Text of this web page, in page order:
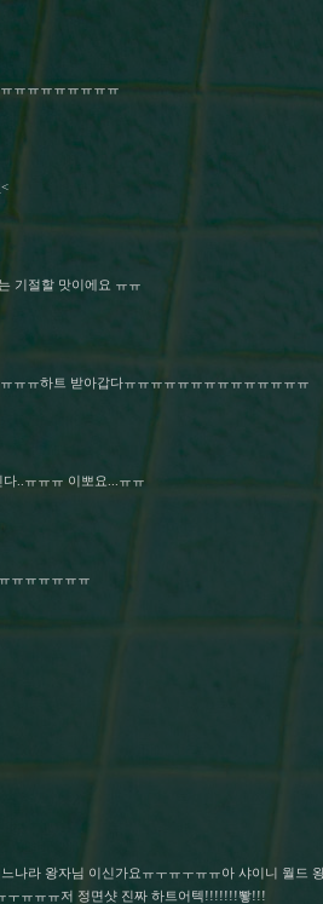
ㅠㅠㅠㅠㅠㅠㅠㅠ
기절할 맛이에요 ㅠㅠ
ㅠㅠ하트 받아갑다ㅠㅠㅠㅠㅠㅠㅠㅠㅠㅠㅠㅠㅠㅠ
..ㅠㅠㅠ 이뽀요...ㅠㅠ
ㅠㅠㅠㅠㅠㅠ
나라 왕자님 이신가요ㅠㅜㅠㅜㅠㅠ아 샤이니 월드
ㅜㅠㅠㅠ저 정면샷 진짜 하트어텍!!!!!!!뽷!!!